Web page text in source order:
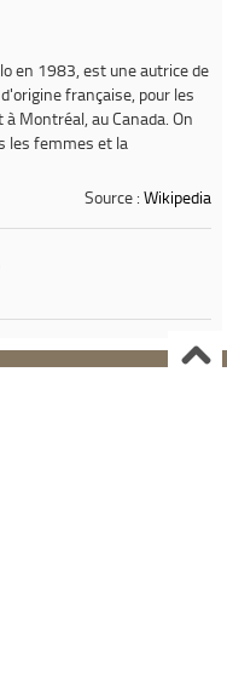
en 1983, est une autrice de
française, pour les
Montréal, au Canada. On
les femmes et la
Source : Wikipedia